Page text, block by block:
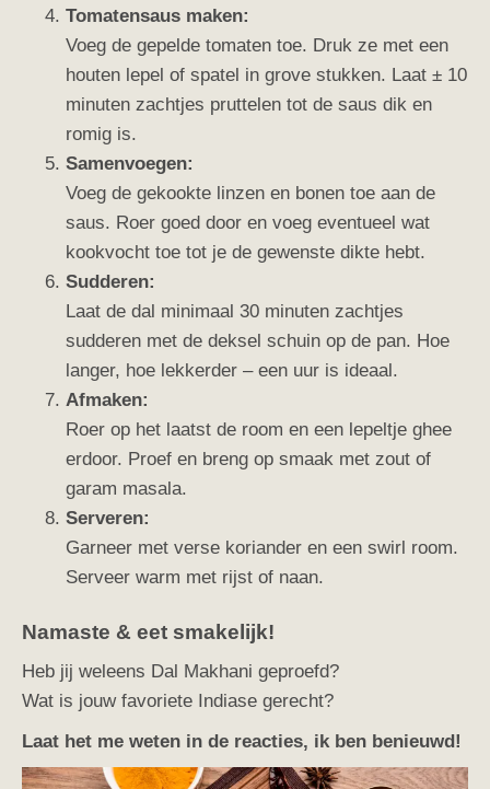
Tomatensaus maken:
Voeg de gepelde tomaten toe. Druk ze met een
houten lepel of spatel in grove stukken. Laat ± 10
minuten zachtjes pruttelen tot de saus dik en
romig is.
Samenvoegen:
Voeg de gekookte linzen en bonen toe aan de
saus. Roer goed door en voeg eventueel wat
kookvocht toe tot je de gewenste dikte hebt.
Sudderen:
Laat de dal minimaal 30 minuten zachtjes
sudderen met de deksel schuin op de pan. Hoe
langer, hoe lekkerder – een uur is ideaal.
Afmaken:
Roer op het laatst de room en een lepeltje ghee
erdoor. Proef en breng op smaak met zout of
garam masala.
Serveren:
Garneer met verse koriander en een swirl room.
Serveer warm met rijst of naan.
Namaste & eet smakelijk!
Heb jij weleens Dal Makhani geproefd?
Wat is jouw favoriete Indiase gerecht?
Laat het me weten in de reacties, ik ben benieuwd!